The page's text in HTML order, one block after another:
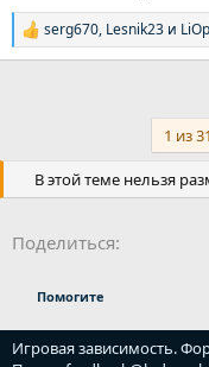
Р
е
serg670, Lesnik23 и
1 из
В этой теме нельзя
Поделиться:
Помогите
Игровая зависимость.